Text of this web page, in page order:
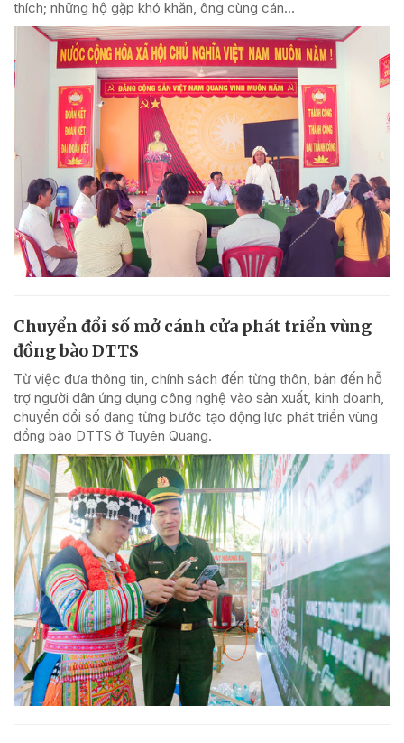
thích; những hộ gặp khó khăn, ông cùng cán...
Chuyển đổi số mở cánh cửa phát triển vùng
đồng bào DTTS
Từ việc đưa thông tin, chính sách đến từng thôn, bản đến hỗ
trợ người dân ứng dụng công nghệ vào sản xuất, kinh doanh,
chuyển đổi số đang từng bước tạo động lực phát triển vùng
đồng bào DTTS ở Tuyên Quang.